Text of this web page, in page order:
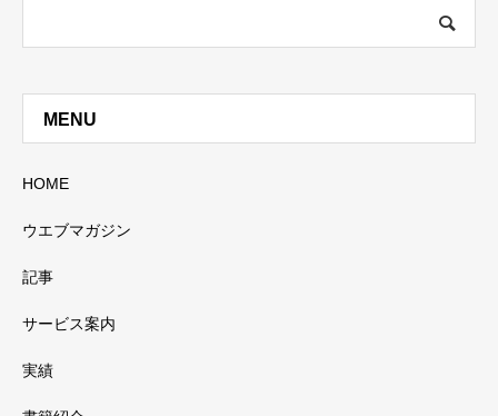
MENU
HOME
ウエブマガジン
記事
サービス案内
実績